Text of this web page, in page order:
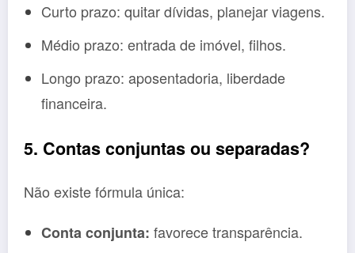
Curto prazo: quitar dívidas, planejar viagens.
Médio prazo: entrada de imóvel, filhos.
Longo prazo: aposentadoria, liberdade
financeira.
5. Contas conjuntas ou separadas?
Não existe fórmula única:
Conta conjunta: favorece transparência.